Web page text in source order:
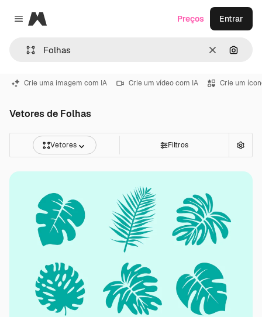
Close menu
Magnific
Limpar
Preços Entrar
Crie uma imagem com IA Crie um vídeo com IA Crie um
Vetores de Folhas
Vetores Filtros